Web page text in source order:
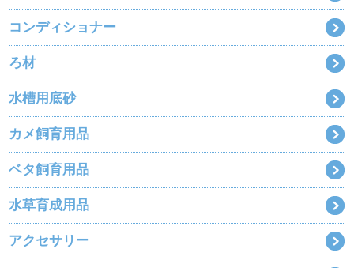
コンディショナー
ろ材
水槽用底砂
カメ飼育用品
ベタ飼育用品
水草育成用品
アクセサリー